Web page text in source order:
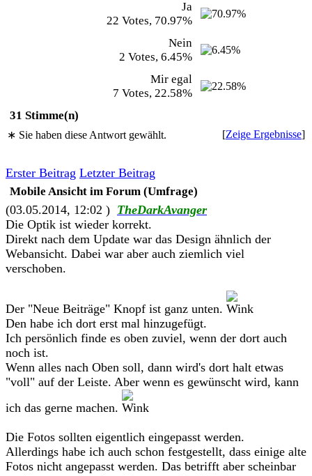
Ja
22 Votes, 70.97%
Nein
2 Votes, 6.45%
Mir egal
7 Votes, 22.58%
31 Stimme(n)
∗ Sie haben diese Antwort gewählt. [Zeige Ergebnisse]
Erster Beitrag Letzter Beitrag
Mobile Ansicht im Forum (Umfrage)
(03.05.2014, 12:02 ) TheDarkAvanger
Die Optik ist wieder korrekt.
Direkt nach dem Update war das Design ähnlich der
Webansicht. Dabei war aber auch ziemlich viel
verschoben.
Der "Neue Beiträge" Knopf ist ganz unten.
Den habe ich dort erst mal hinzugefügt.
Ich persönlich finde es oben zuviel, wenn der dort auch
noch ist.
Wenn alles nach Oben soll, dann wird's dort halt etwas
"voll" auf der Leiste. Aber wenn es gewünscht wird, kann
ich das gerne machen.
Die Fotos sollten eigentlich eingepasst werden.
Allerdings habe ich auch schon festgestellt, dass einige alte
Fotos nicht angepasst werden. Das betrifft aber scheinbar